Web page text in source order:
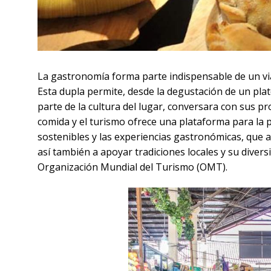
La gastronomía forma parte indispensable de un
Esta dupla permite, desde la degustación de un
parte de la cultura del lugar, conversara con sus
comida y el turismo ofrece una plataforma para la
sostenibles y las experiencias gastronómicas, que
así también a apoyar tradiciones locales y su
Organización Mundial del Turismo (OMT).